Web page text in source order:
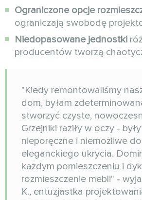
Ograniczone opcje
ograniczają swobodę
Niedopasowane jednostki
producentów tworzą
"Kiedy remontowaliśmy
dom, byłam
stworzyć czyste,
Grzejniki raziły w oczy -
nieporęczne i niemożliwe do
eleganckiego ukrycia.
każdym pomieszczeniu i
rozmieszczenie mebli" -
K., entuzjastka